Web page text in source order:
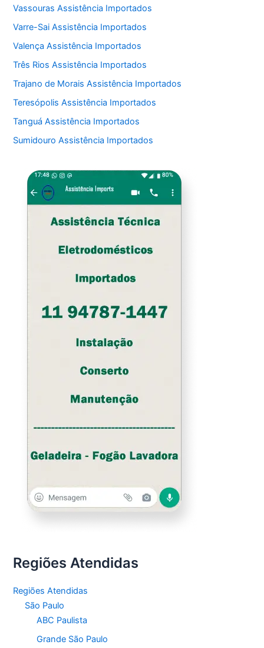
Vassouras Assistência Importados
Varre-Sai Assistência Importados
Valença Assistência Importados
Três Rios Assistência Importados
Trajano de Morais Assistência Importados
Teresópolis Assistência Importados
Tanguá Assistência Importados
Sumidouro Assistência Importados
Regiões Atendidas
Regiões Atendidas
São Paulo
ABC Paulista
Grande São Paulo